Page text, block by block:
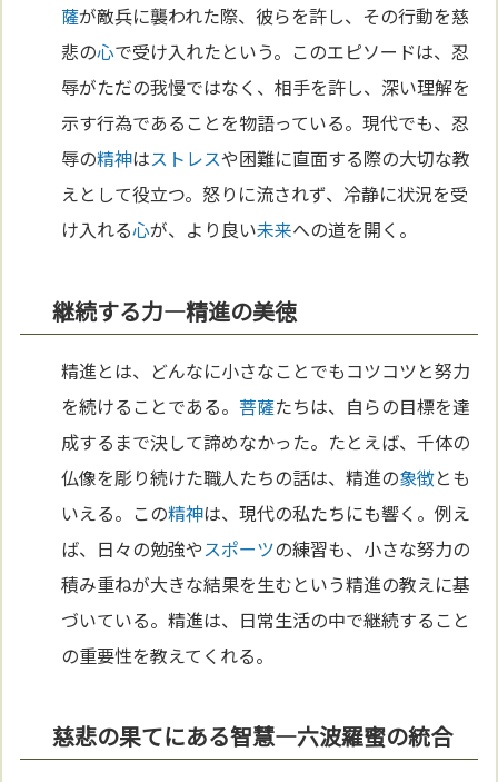
薩が敵兵に襲われた際、彼らを許し、その行動を慈
悲の心で受け入れたという。このエピソードは、忍
辱がただの我慢ではなく、相手を許し、深い理解を
示す行為であることを物語っている。現代でも、忍
辱の精神はストレスや困難に直面する際の大切な教
えとして役立つ。怒りに流されず、冷静に状況を受
け入れる心が、より良い未来への道を開く。
継続する力—精進の美徳
精進とは、どんなに小さなことでもコツコツと努力
を続けることである。菩薩たちは、自らの目標を達
成するまで決して諦めなかった。たとえば、千体の
仏像を彫り続けた職人たちの話は、精進の象徴とも
いえる。この精神は、現代の私たちにも響く。例え
ば、日々の勉強やスポーツの練習も、小さな努力の
積み重ねが大きな結果を生むという精進の教えに基
づいている。精進は、日常生活の中で継続すること
の重要性を教えてくれる。
慈悲の果てにある智慧—六波羅蜜の統合